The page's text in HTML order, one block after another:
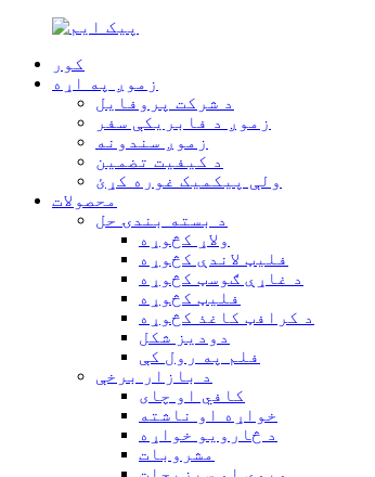
کور
زموږ په اړه
د شرکت پروفایل
زموږ د فابریکې سفر
زموږ سندونه
د کیفیت تضمین
ولې پیکمیک غوره کړئ
محصولات
د بسته بندۍ حل
ولاړ کڅوړه
فلیټ لاندې کڅوړه
د غاړې ګوسټ کڅوړه
فلیټ کڅوړه
د کرافټ کاغذ کڅوړه
دودیز شکل
فلم په رول کې
د بازار برخې
کافي او چای
خواړه او ناشته
د څارویو خواړه
مشروبات
میوې او سبزیجات